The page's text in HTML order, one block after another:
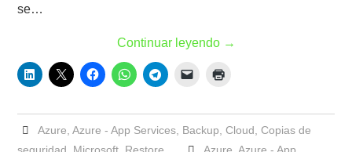
se…
Continuar leyendo →
Azure Azure - App Services, Backup Cloud Copias de